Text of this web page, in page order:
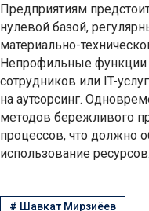
Предприятиям
нулевой базой,
материально-
Непрофильные функции
сотрудников или IT-
на аутсорсинг.
методов бережливого
процессов, что должно
использование ресурсов.
# Шавкат Мирзиёев